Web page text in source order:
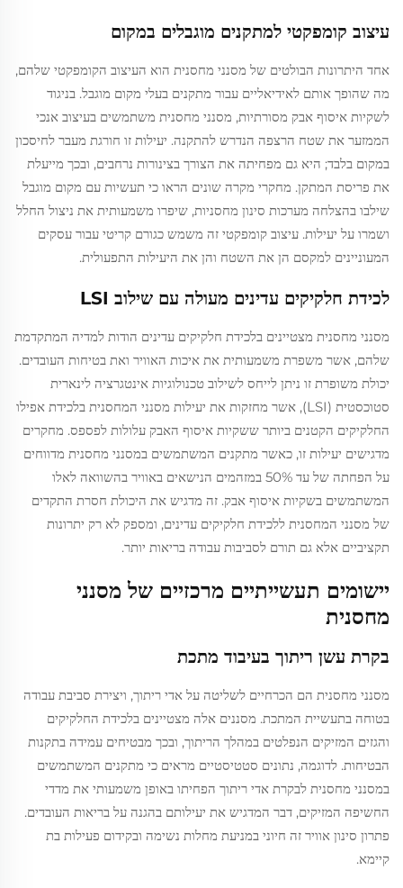
עיצוב קומפקטי למתקנים מוגבלים במקום
אחד היתרונות הבולטים של מסנני מחסנית הוא העיצוב הקומפקטי שלהם,
מה שהופך אותם לאידיאליים עבור מתקנים בעלי מקום מוגבל. בניגוד
לשקיות איסוף אבק מסורתיות, מסנני מחסנית משתמשים בעיצוב אנכי
הממזער את שטח הרצפה הנדרש להתקנה. יעילות זו חורגת מעבר לחיסכון
במקום בלבד; היא גם מפחיתה את הצורך בצינורות נרחבים, ובכך מייעלת
את פריסת המתקן. מחקרי מקרה שונים הראו כי תעשיות עם מקום מוגבל
שילבו בהצלחה מערכות סינון מחסניות, שיפרו משמעותית את ניצול החלל
ושמרו על יעילות. עיצוב קומפקטי זה משמש כגורם קריטי עבור עסקים
המעוניינים למקסם הן את השטח והן את היעילות התפעולית.
לכידת חלקיקים עדינים מעולה עם שילוב LSI
מסנני מחסנית מצטיינים בלכידת חלקיקים עדינים הודות למדיה המתקדמת
שלהם, אשר משפרת משמעותית את איכות האוויר ואת בטיחות העובדים.
יכולת משופרת זו ניתן לייחס לשילוב טכנולוגיות אינטגרציה לינארית
סטוכסטית (LSI), אשר מחזקות את יעילות מסנני המחסנית בלכידת אפילו
החלקיקים הקטנים ביותר ששקיות איסוף האבק עלולות לפספס. מחקרים
מדגישים יעילות זו, כאשר מתקנים המשתמשים במסנני מחסנית מדווחים
על הפחתה של עד 50% במזהמים הנישאים באוויר בהשוואה לאלו
המשתמשים בשקיות איסוף אבק. זה מדגיש את היכולת חסרת התקדים
של מסנני המחסנית ללכידת חלקיקים עדינים, ומספק לא רק יתרונות
תקציביים אלא גם תורם לסביבות עבודה בריאות יותר.
יישומים תעשייתיים מרכזיים של מסנני
מחסנית
בקרת עשן ריתוך בעיבוד מתכת
מסנני מחסנית הם הכרחיים לשליטה על אדי ריתוך, ויצירת סביבת עבודה
בטוחה בתעשיית המתכת. מסננים אלה מצטיינים בלכידת החלקיקים
והגזים המזיקים הנפלטים במהלך הריתוך, ובכך מבטיחים עמידה בתקנות
הבטיחות. לדוגמה, נתונים סטטיסטיים מראים כי מתקנים המשתמשים
במסנני מחסנית לבקרת אדי ריתוך הפחיתו באופן משמעותי את מדדי
החשיפה המזיקים, דבר המדגיש את יעילותם בהגנה על בריאות העובדים.
פתרון סינון אוויר זה חיוני במניעת מחלות נשימה ובקידום פעילות בת
קיימא.